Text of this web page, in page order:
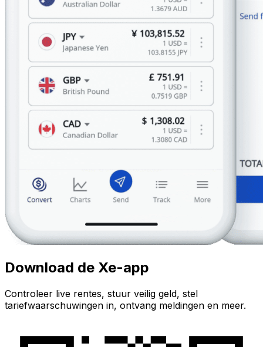
Download de Xe-app
Controleer live rentes, stuur veilig geld, stel
tariefwaarschuwingen in, ontvang meldingen en meer.